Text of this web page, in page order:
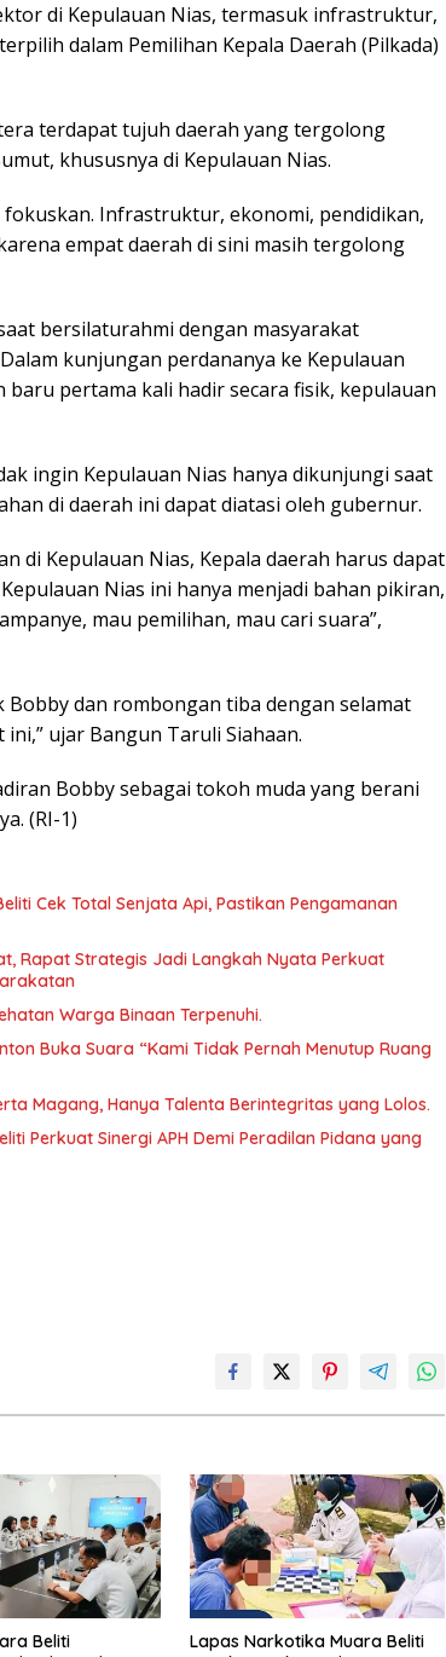
di Kepulauan Nias, termasuk infrastruktur,
dalam Pemilihan Kepala Daerah (Pilkada)
terdapat tujuh daerah yang tergolong
khususnya di Kepulauan Nias.
Infrastruktur, ekonomi, pendidikan,
empat daerah di sini masih tergolong
bersilaturahmi dengan masyarakat
kunjungan perdananya ke Kepulauan
pertama kali hadir secara fisik, kepulauan
ingin Kepulauan Nias hanya dikunjungi saat
di daerah ini dapat diatasi oleh gubernur.
di Kepulauan Nias, Kepala daerah harus dapat
Nias ini hanya menjadi bahan pikiran,
mau pemilihan, mau cari suara”,
dan rombongan tiba dengan selamat
ujar Bangun Taruli Siahaan.
Bobby sebagai tokoh muda yang berani
(RI-1)
Cek Total Senjata Api, Pastikan Pengamanan
Rapat Strategis Jadi Langkah Nyata Perkuat
Warga Binaan Terpenuhi.
Buka Suara “Kami Tidak Pernah Menutup Ruang
Magang, Hanya Talenta Berintegritas yang Lolos.
Perkuat Sinergi APH Demi Peradilan Pidana yang
Beliti
Lapas Narkotika Muara Beliti